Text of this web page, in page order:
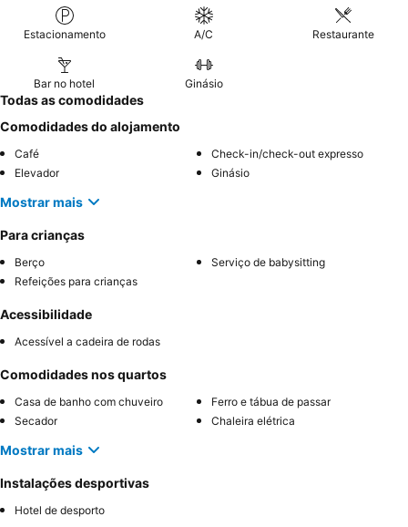
Estacionamento A/C Restaurante
Bar no hotel Ginásio
Todas as comodidades
Comodidades do alojamento
Café
Check-in/check-out expresso
Elevador
Ginásio
Mostrar mais
Para crianças
Berço
Serviço de babysitting
Refeições para crianças
Acessibilidade
Acessível a cadeira de rodas
Comodidades nos quartos
Casa de banho com chuveiro
Ferro e tábua de passar
Secador
Chaleira elétrica
Mostrar mais
Instalações desportivas
Hotel de desporto